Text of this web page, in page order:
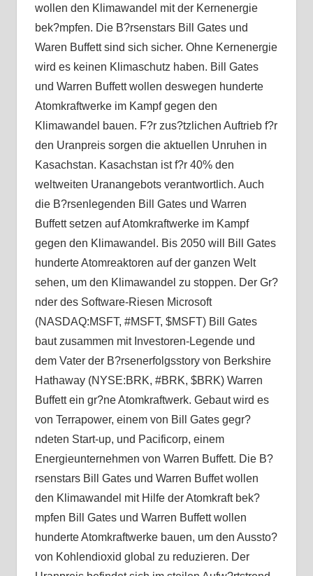
wollen den Klimawandel mit der Kernenergie
bek?mpfen. Die B?rsenstars Bill Gates und
Waren Buffett sind sich sicher. Ohne Kernenergie
wird es keinen Klimaschutz haben. Bill Gates
und Warren Buffett wollen deswegen hunderte
Atomkraftwerke im Kampf gegen den
Klimawandel bauen. F?r zus?tzlichen Auftrieb f?r
den Uranpreis sorgen die aktuellen Unruhen in
Kasachstan. Kasachstan ist f?r 40% den
weltweiten Uranangebots verantwortlich. Auch
die B?rsenlegenden Bill Gates und Warren
Buffett setzen auf Atomkraftwerke im Kampf
gegen den Klimawandel. Bis 2050 will Bill Gates
hunderte Atomreaktoren auf der ganzen Welt
sehen, um den Klimawandel zu stoppen. Der Gr?
nder des Software-Riesen Microsoft
(NASDAQ:MSFT, #MSFT, $MSFT) Bill Gates
baut zusammen mit Investoren-Legende und
dem Vater der B?rsenerfolgsstory von Berkshire
Hathaway (NYSE:BRK, #BRK, $BRK) Warren
Buffett ein gr?ne Atomkraftwerk. Gebaut wird es
von Terrapower, einem von Bill Gates gegr?
ndeten Start-up, und Pacificorp, einem
Energieunternehmen von Warren Buffett. Die B?
rsenstars Bill Gates und Warren Buffet wollen
den Klimawandel mit Hilfe der Atomkraft bek?
mpfen Bill Gates und Warren Buffett wollen
hunderte Atomkraftwerke bauen, um den Aussto?
von Kohlendioxid global zu reduzieren. Der